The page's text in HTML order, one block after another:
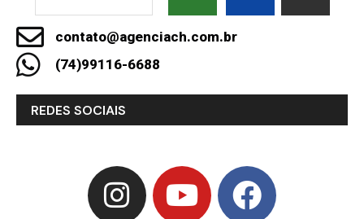
contato@agenciach.com.br
(74)99116-6688
REDES SOCIAIS